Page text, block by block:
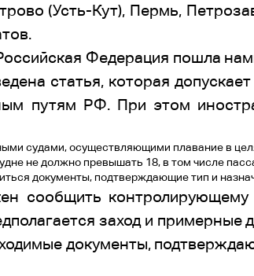
(Усть-Кут), Пермь,
Федерация пошла
статья, которая
путям РФ. При этом
судами, осуществляющими плавание в
не должно превышать 18, в том числе
документы, подтверждающие тип и
сообщить
заход и примерные
документы,